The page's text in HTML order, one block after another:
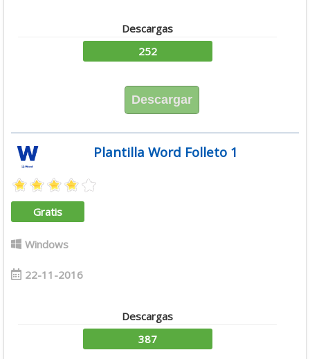
Descargas
252
Descargar
Plantilla Word Folleto 1
Gratis
Windows
22-11-2016
Descargas
387